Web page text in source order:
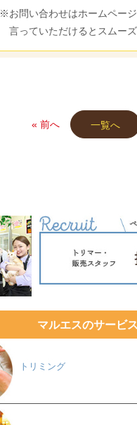
※お問い合わせはホームペー
言っていただけるとスムーズ
« 前へ 一覧へ
マルエスのサービス
トリミング